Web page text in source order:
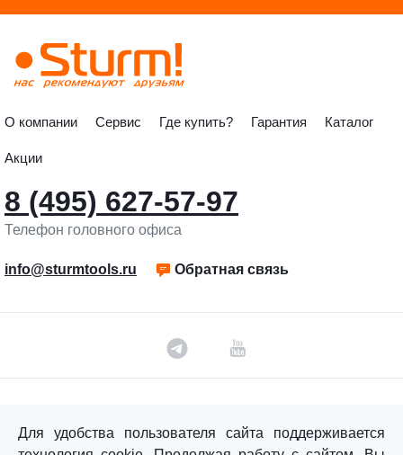
О компании Сервис Где купить? Гарантия Каталог
Акции
8 (495) 627-57-97
Телефон головного офиса
info@sturmtools.ru Обратная связь
Все права защищены.
Для удобства пользователя сайта поддерживается